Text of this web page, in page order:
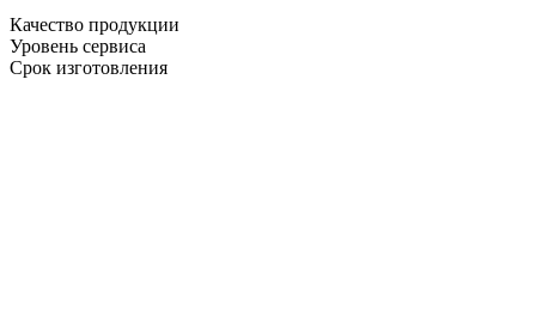
Качество продукции
Уровень сервиса
Срок изготовления